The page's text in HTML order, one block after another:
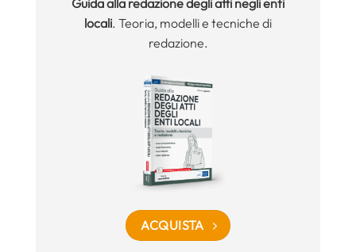
locali. Teoria, modelli e tecniche di
redazione.
ACQUISTA